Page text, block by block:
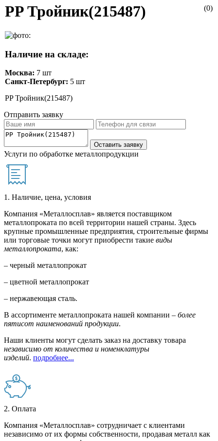
(0)
PP Тройник(215487)
Наличие на складе:
Москва: 7 шт
Санкт-Петербург: 5 шт
PP Тройник(215487)
Отправить заявку
Услуги по обработке металлопродукции
1. Наличие, цена, условия
Компания «Металлосплав» является поставщиком
металлопроката по всей территории нашей страны. Здесь
крупные промышленные предприятия, строительные фирмы
или торговые точки могут приобрести такие виды
металлопроката, как:
– черный металлопрокат
– цветной металлопрокат
– нержавеющая сталь.
В ассортименте металлопроката нашей компании – более
пятисот наименований продукции.
Наши клиенты могут сделать заказ на доставку товара
независимо от количества и номенклатуры
изделий. подробнее...
2. Оплата
Компания «Металлосплав» сотрудничает с клиентами
независимо от их формы собственности, продавая металл как